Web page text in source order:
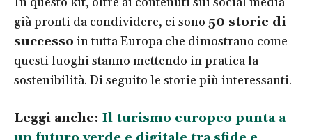
già pronti da condividere, ci sono 50 storie di
successo in tutta Europa che dimostrano come
questi luoghi stanno mettendo in pratica la
sostenibilità. Di seguito le storie più interessanti.
Leggi anche: Il turismo europeo punta a